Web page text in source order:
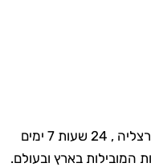
מחברת סביב השעון בחולון מספקים עבודת מנעולנות ופריצה בעיר הרצליה , 24 שעות 7 ימים
המובילות בארץ ובעולם.